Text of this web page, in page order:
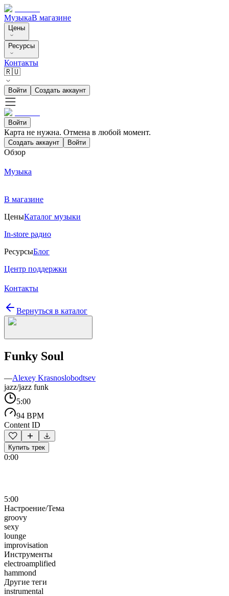
МузыкаВ магазине
Цены
Ресурсы
Контакты
🇷🇺
Войти Создать аккаунт
Войти
Карта не нужна. Отмена в любой момент.
Создать аккаунт Войти
Обзор
Музыка
В магазине
ЦеныКаталог музыки
In-store радио
РесурсыБлог
Центр поддержки
Контакты
Вернуться в каталог
Funky Soul
—Alexey Krasnoslobodtsev
jazz/jazz funk
5:00
94 BPM
Content ID
Купить трек
0:00
5:00
Настроение/Тема
groovy
sexy
lounge
improvisation
Инструменты
electroamplified
hammond
Другие теги
instrumental